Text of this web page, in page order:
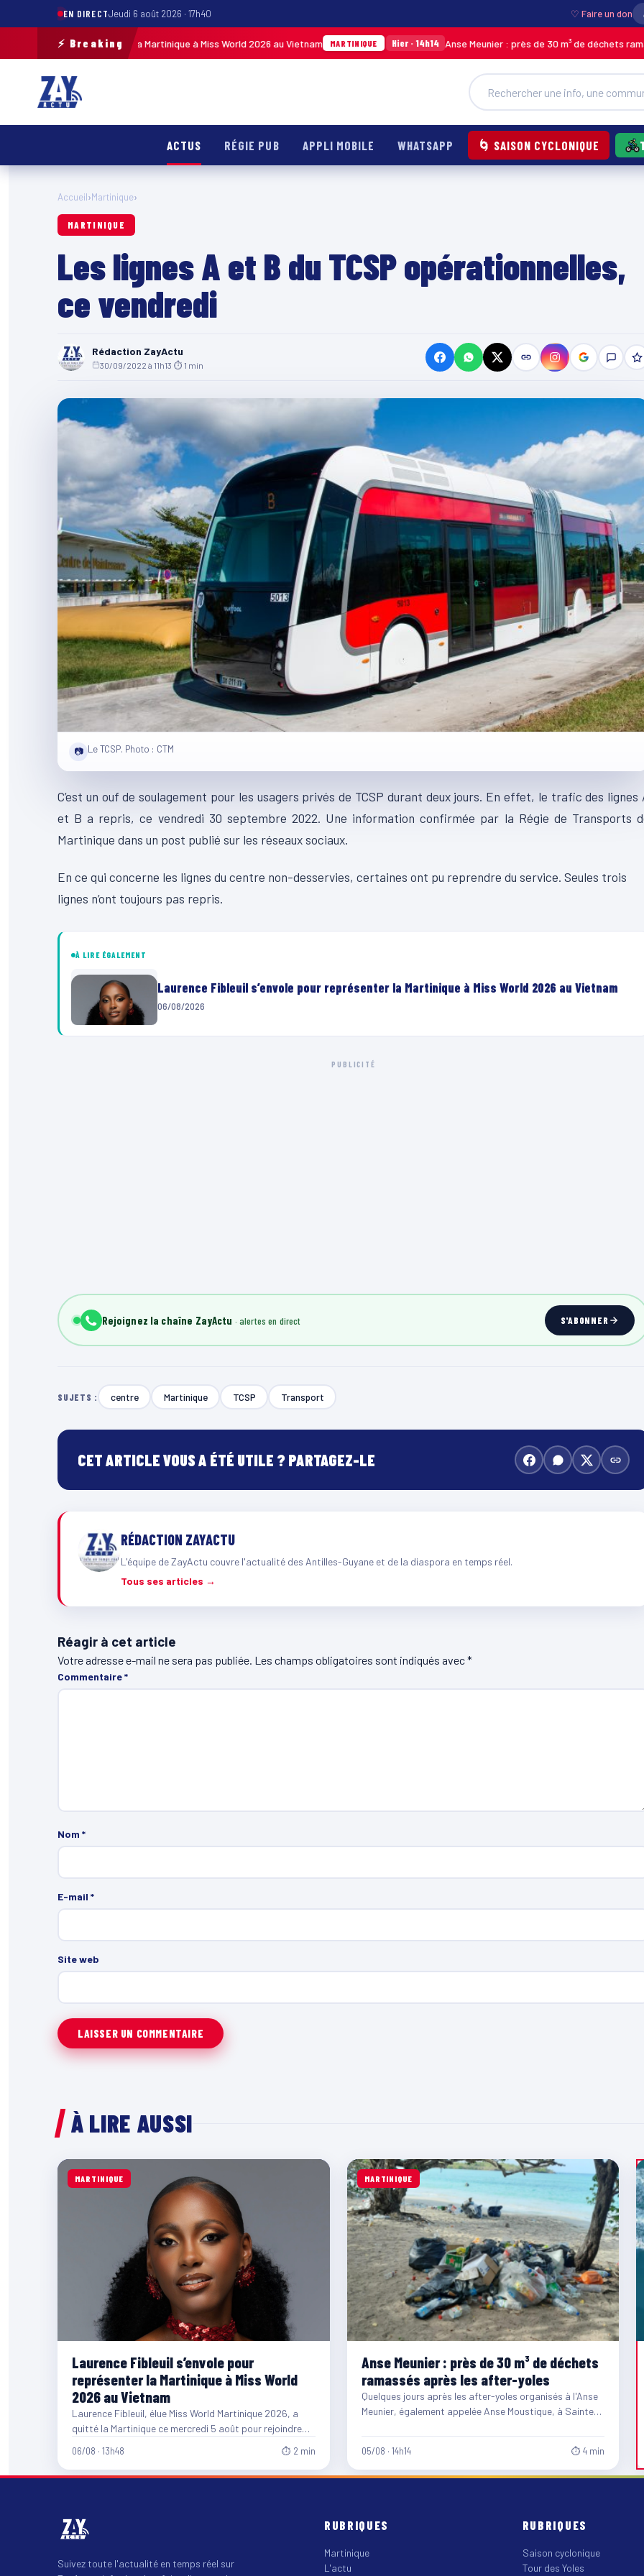
EN DIRECTJeudi 6 août 2026 · 17h40 ♡ Faire un don
⚡ Breaking
pour représenter la Martinique à Miss World 2026 au Vietnam MARTINIQUE Hier · 14h14 Anse Meunier : près de 30 m³ de déchets ramassés
ACTUS RÉGIE PUB APPLI MOBILE WHATSAPP 🌀 SAISON CYCLONIQUE
Accueil›Martinique›
MARTINIQUE
Les lignes A et B du TCSP opérationnelles,
ce vendredi
Rédaction ZayActu
30/09/2022 à 11h13 ⏱ 1 min
📷 Le TCSP. Photo : CTM
C’est un ouf de soulagement pour les usagers privés de TCSP durant deux jours. En effet, le trafic des lignes
et B a repris, ce vendredi 30 septembre 2022. Une information confirmée par la Régie de Transports
Martinique dans un post publié sur les réseaux sociaux.
En ce qui concerne les lignes du centre non-desservies, certaines ont pu reprendre du service. Seules trois
lignes n’ont toujours pas repris.
À LIRE ÉGALEMENT
Laurence Fibleuil s’envole pour représenter la Martinique à Miss World 2026 au Vietnam
06/08/2026
PUBLICITÉ
Rejoignez la chaîne ZayActu S'ABONNER
SUJETS : centre Martinique TCSP Transport
CET ARTICLE VOUS A ÉTÉ UTILE ? PARTAGEZ-LE
RÉDACTION ZAYACTU
L'équipe de ZayActu couvre l'actualité des Antilles-Guyane et de la diaspora en temps réel.
Tous ses articles →
Réagir à cet article
Votre adresse e-mail ne sera pas publiée. Les champs obligatoires sont indiqués avec*
Commentaire*
Nom *
E-mail *
Site web
À LIRE AUSSI
MARTINIQUE
Laurence Fibleuil s’envole pour
représenter la Martinique à Miss World
2026 au Vietnam
Laurence Fibleuil, élue Miss World Martinique 2026, a
quitté la Martinique ce mercredi 5 août pour rejoindre
06/08 · 13h48 ⏱ 2 min
MARTINIQUE
Anse Meunier : près de 30 m³ de déchets
ramassés après les after-yoles
Quelques jours après les after-yoles organisés à l'Anse
Meunier, également appelée Anse Moustique, à Sainte-
05/08 · 14h14 ⏱ 4 min
Suivez toute l'actualité en temps réel sur
RUBRIQUES
Martinique
L'actu
RUBRIQUES
Saison cyclonique
Tour des Yoles